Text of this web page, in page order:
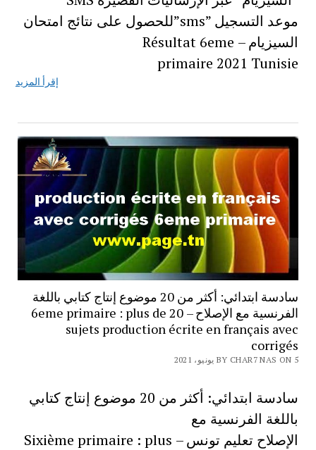
موعد التسجيل ”sms”للحصول على نتائج امتحان
السيزيام – Résultat 6eme
primaire 2021 Tunisie
إقرأ المزيد
سادسة ابتدائي: أكثر من 20 موضوع إنتاج كتابي باللغة
الفرنسية مع الإصلاح – 6eme primaire : plus de 20
sujets production écrite en français avec
corrigés
BY CHAR7 NAS ON 5 يونيو، 2021
سادسة ابتدائي: أكثر من 20 موضوع إنتاج كتابي
باللغة الفرنسية مع
الإصلاح تعليم تونس – Sixième primaire : plus